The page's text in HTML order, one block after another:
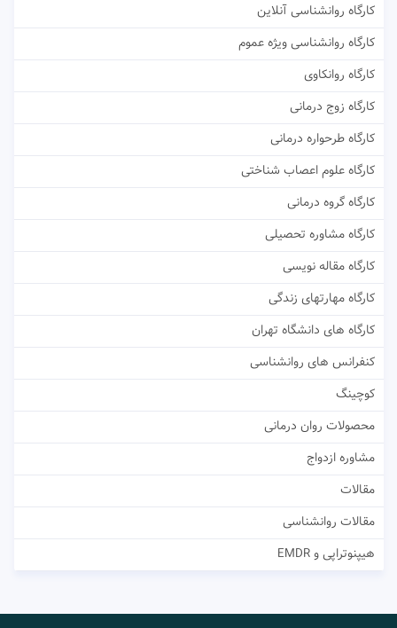
کارگاه روانشناسی آنلاین
کارگاه روانشناسی ویژه عموم
کارگاه روانکاوی
کارگاه زوج درمانی
کارگاه طرحواره درمانی
کارگاه علوم اعصاب شناختی
کارگاه گروه درمانی
کارگاه مشاوره تحصیلی
کارگاه مقاله نویسی
کارگاه مهارتهای زندگی
کارگاه های دانشگاه تهران
کنفرانس های روانشناسی
کوچینگ
محصولات روان درمانی
مشاوره ازدواج
مقالات
مقالات روانشناسی
هیپنوتراپی و EMDR